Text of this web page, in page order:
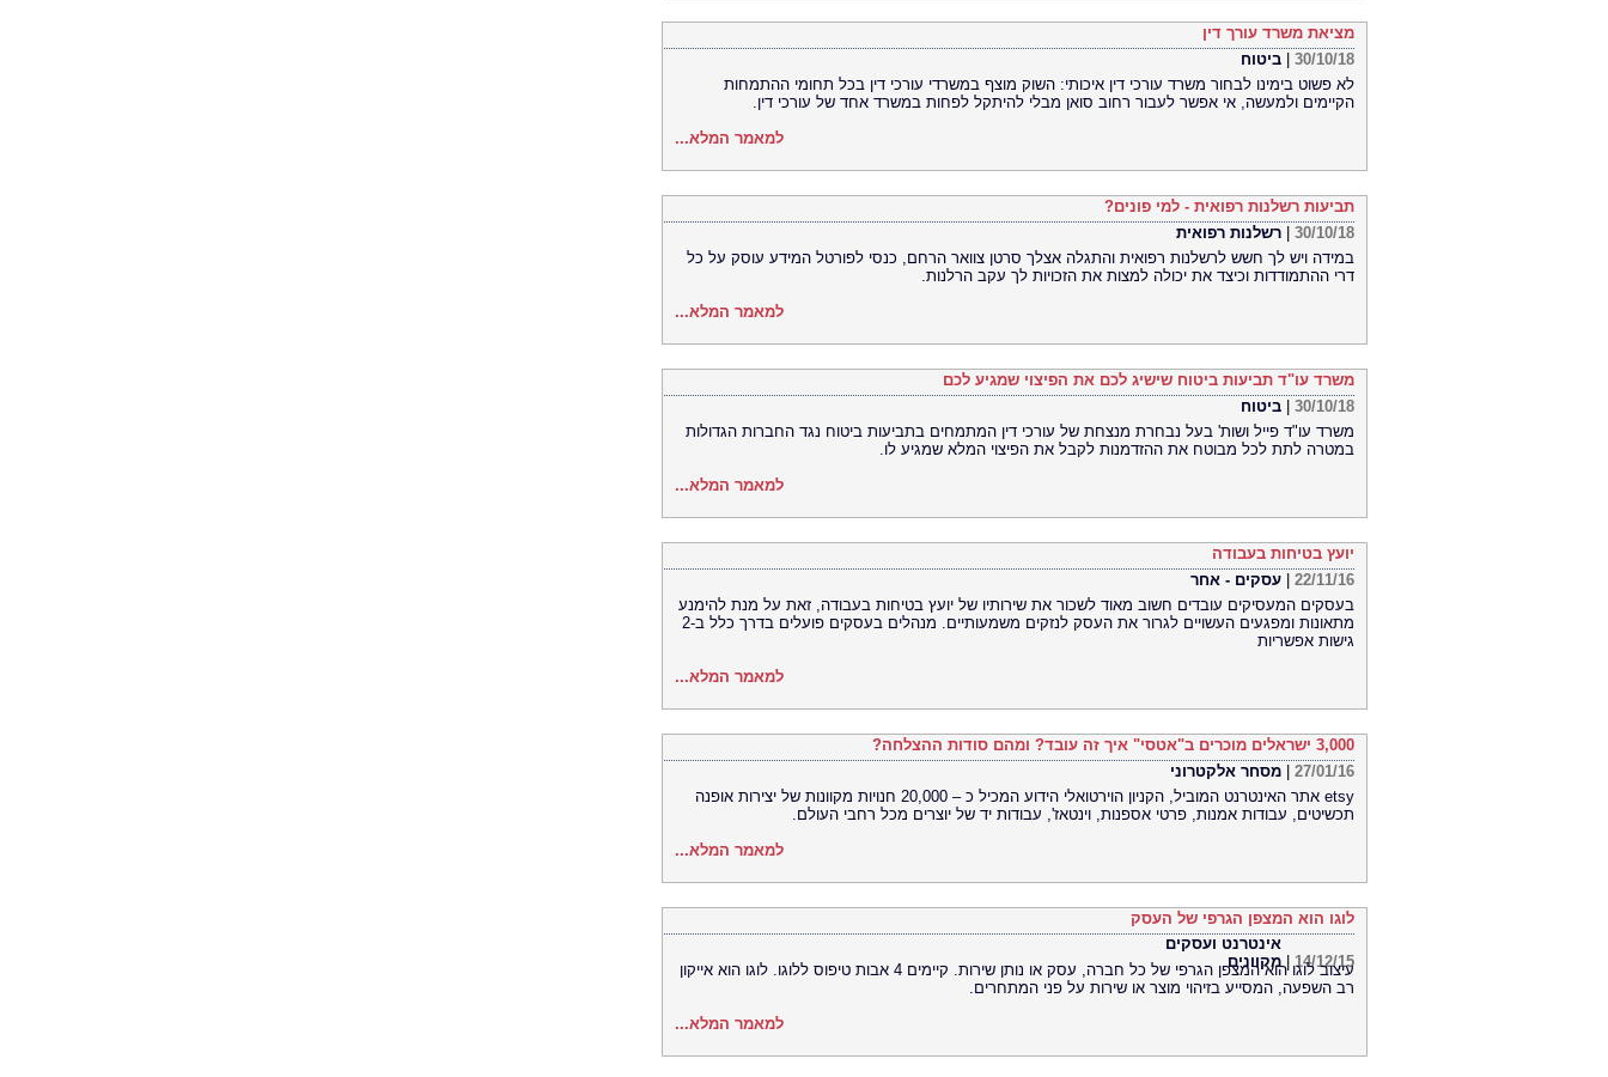
מציאת משרד עורך דין
30/10/18
ביטוח
לא פשוט בימינו לבחור משרד עורכי דין איכותי: השוק מוצף במשרדי עורכי דין בכל תחומי ההתמחות
הקיימים ולמעשה, אי אפשר לעבור רחוב סואן מבלי להיתקל לפחות במשרד אחד של עורכי דין.
למאמר המלא...
תביעות רשלנות רפואית - למי פונים?
30/10/18
רשלנות רפואית
במידה ויש לך חשש לרשלנות רפואית והתגלה אצלך סרטן צוואר הרחם, כנסי לפורטל המידע עוסק על כל
דרי ההתמודדות וכיצד את יכולה למצות את הזכויות לך עקב הרלנות.
למאמר המלא...
משרד עו"ד תביעות ביטוח שישיג לכם את הפיצוי שמגיע לכם
30/10/18
ביטוח
משרד עו"ד פייל ושות' בעל נבחרת מנצחת של עורכי דין המתמחים בתביעות ביטוח נגד החברות הגדולות
במטרה לתת לכל מבוטח את ההזדמנות לקבל את הפיצוי המלא שמגיע לו.
למאמר המלא...
יועץ בטיחות בעבודה
22/11/16
עסקים - אחר
בעסקים המעסיקים עובדים חשוב מאוד לשכור את שירותיו של יועץ בטיחות בעבודה, זאת על מנת להימנע
מתאונות ומפגעים העשויים לגרור את העסק לנזקים משמעותיים. מנהלים בעסקים פועלים בדרך כלל ב-2
גישות אפשריות
למאמר המלא...
3,000 ישראלים מוכרים ב"אטסי" איך זה עובד? ומהם סודות ההצלחה?
27/01/16
מסחר אלקטרוני
etsy אתר האינטרנט המוביל, הקניון הוירטואלי הידוע המכיל כ – 20,000 חנויות מקוונות של יצירות אופנה
תכשיטים, עבודות אמנות, פרטי אספנות, וינטאז', עבודות יד של יוצרים מכל רחבי העולם.
למאמר המלא...
לוגו הוא המצפן הגרפי של העסק
14/12/15
אינטרנט ועסקים
מקוונים
עיצוב לוגו הוא המצפן הגרפי של כל חברה, עסק או נותן שירות. קיימים 4 אבות טיפוס ללוגו. לוגו הוא אייקון
רב השפעה, המסייע בזיהוי מוצר או שירות על פני המתחרים.
למאמר המלא...